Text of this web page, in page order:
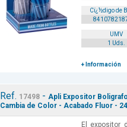
Cï¿½digo de
UMV
1 Uds.
+ Información
Ref. 17498- Apli Expositor
Cambia de Color - Acabado Fluor -
El expositor